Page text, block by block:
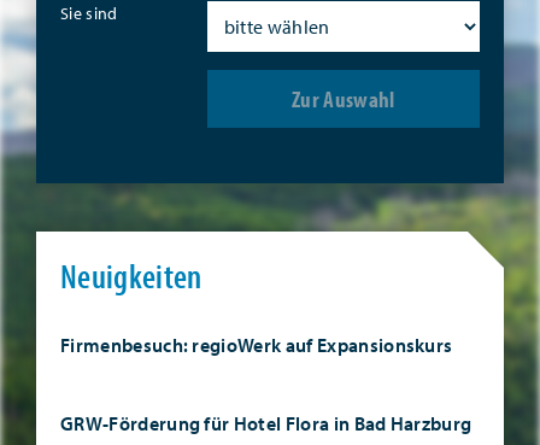
Sie sind
Zur Auswahl
Neuigkeiten
Firmenbesuch: regioWerk auf Expansionskurs
GRW-Förderung für Hotel Flora in Bad Harzburg